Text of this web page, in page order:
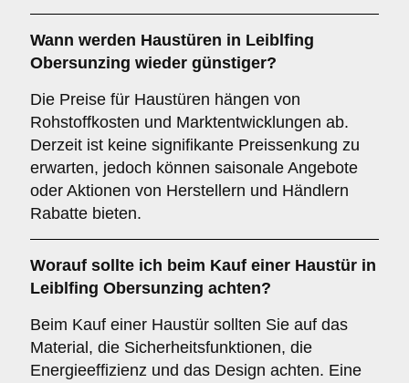
Wann werden Haustüren in Leiblfing
Obersunzing wieder günstiger?
Die Preise für Haustüren hängen von
Rohstoffkosten und Marktentwicklungen ab.
Derzeit ist keine signifikante Preissenkung zu
erwarten, jedoch können saisonale Angebote
oder Aktionen von Herstellern und Händlern
Rabatte bieten.
Worauf sollte ich beim Kauf einer Haustür in
Leiblfing Obersunzing achten?
Beim Kauf einer Haustür sollten Sie auf das
Material, die Sicherheitsfunktionen, die
Energieeffizienz und das Design achten. Eine